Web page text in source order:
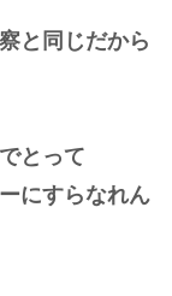
と同じだから
とって
にすらなれん